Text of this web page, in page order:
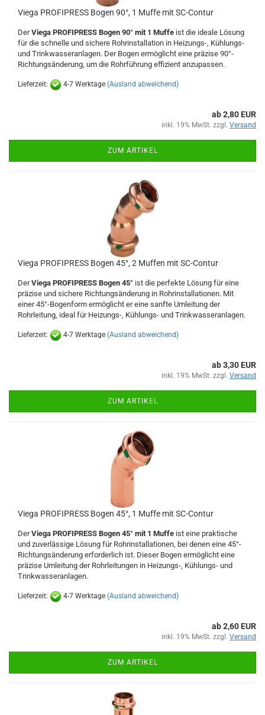
Viega PROFIPRESS Bogen 90°, 1 Muffe mit SC-Contur
DerViega PROFIPRESS Bogen 90° mit 1 Muffe ist die ideale Lösung
für die schnelle und sichere Rohrinstallation in Heizungs-, Kühlungs-
und Trinkwasseranlagen. Der Bogen ermöglicht eine präzise 90°-
Richtungsänderung, um die Rohrführung effizient anzupassen.
Lieferzeit: 4-7 Werktage (Ausland abweichend)
ab 2,80 EUR
inkl. 19% MwSt. zzgl. Versand
ZUM ARTIKEL
Viega PROFIPRESS Bogen 45°, 2 Muffen mit SC-Contur
DerViega PROFIPRESS Bogen 45° ist die perfekte Lösung für eine
präzise und sichere Richtungsänderung in Rohrinstallationen. Mit
einer 45°-Bogenform ermöglicht er eine sanfte Umleitung der
Rohrleitung, ideal für Heizungs-, Kühlungs- und Trinkwasseranlagen.
Lieferzeit: 4-7 Werktage (Ausland abweichend)
ab 3,30 EUR
inkl. 19% MwSt. zzgl. Versand
ZUM ARTIKEL
Viega PROFIPRESS Bogen 45°, 1 Muffe mit SC-Contur
DerViega PROFIPRESS Bogen 45° mit 1 Muffe ist eine praktische
und zuverlässige Lösung für Rohrinstallationen, bei denen eine 45°-
Richtungsänderung erforderlich ist. Dieser Bogen ermöglicht eine
präzise Umleitung der Rohrleitungen in Heizungs-, Kühlungs- und
Trinkwasseranlagen.
Lieferzeit: 4-7 Werktage (Ausland abweichend)
ab 2,60 EUR
inkl. 19% MwSt. zzgl. Versand
ZUM ARTIKEL